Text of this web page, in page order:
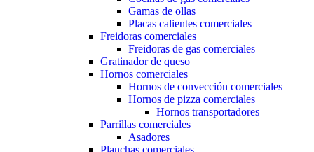
Gamas de ollas
Placas calientes comerciales
Freidoras comerciales
Freidoras de gas comerciales
Gratinador de queso
Hornos comerciales
Hornos de convección comerciales
Hornos de pizza comerciales
Hornos transportadores
Parrillas comerciales
Asadores